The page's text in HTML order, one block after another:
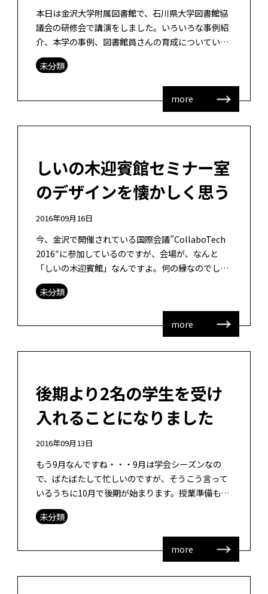
本日は金沢大学附属図書館で、石川県大学図書館協
議会の研修会で講演をしました。いろいろな事例紹
介、本学の事例、図書館員さんの育成についていろ
いろ話してきました。今、私は、学習支援サービス
に向けて、図書館員の育成に興味がある […]
未分類
more
しいの木迎賓館セミナー室
のデザインを懐かしく思う
2016年09月16日
今、金沢で開催されている国際会議”CollaboTech
2016″に参加しているのですが、会場が、なんと
「しいの木迎賓館」なんですよ。何の縁なのでしょ
うか・・・私が一部デザインした教室がここには
[…]
未分類
more
後期より2名の学生を受け
入れることになりました
2016年09月13日
もう9月なんですね・・・9月は学会シーズンなの
で、ばたばたして忙しいのですが、そうこう言って
いるうちに10月で後期が始まります。授業準備も進
めていかないといけません。がんばらないとな。 10
月からは修士学生1名と研究生1 […]
未分類
more